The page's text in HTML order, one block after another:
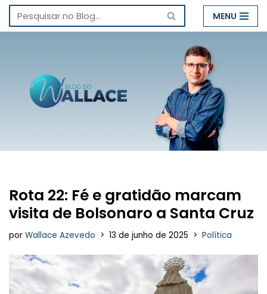
Pular
conteúdo
MENU
Rota 22: Fé e gratidão marcam
visita de Bolsonaro a Santa Cruz
por Wallace Azevedo 13 de junho de 2025 Política